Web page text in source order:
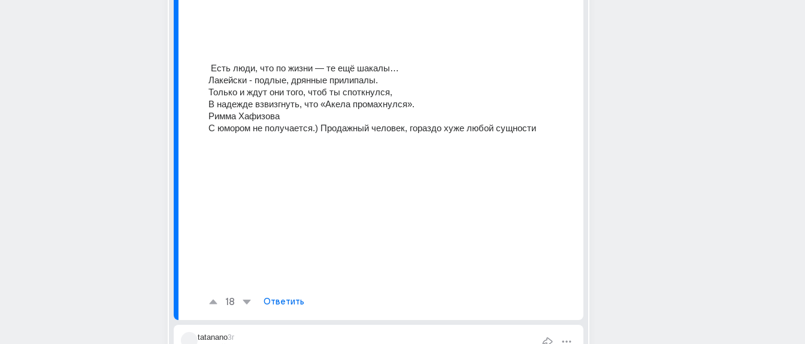
Есть люди, что по жизни — те ещё шакалы…
Лакейски - подлые, дрянные прилипалы.
Только и ждут они того, чтоб ты споткнулся,
В надежде взвизгнуть, что «Акела промахнулся».
Римма Хафизова
С юмором не получается.) Продажный человек, гораздо хуже любой сущности
18 Ответить
tatanano3г